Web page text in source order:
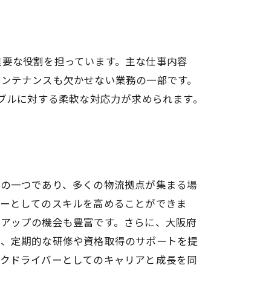
な役割を担っています。主な仕事内容
ナンスも欠かせない業務の一部です。
に対する柔軟な対応力が求められます。
一つであり、多くの物流拠点が集まる場
としてのスキルを高めることができま
ップの機会も豊富です。さらに、大阪府
定期的な研修や資格取得のサポートを提
ドライバーとしてのキャリアと成長を同